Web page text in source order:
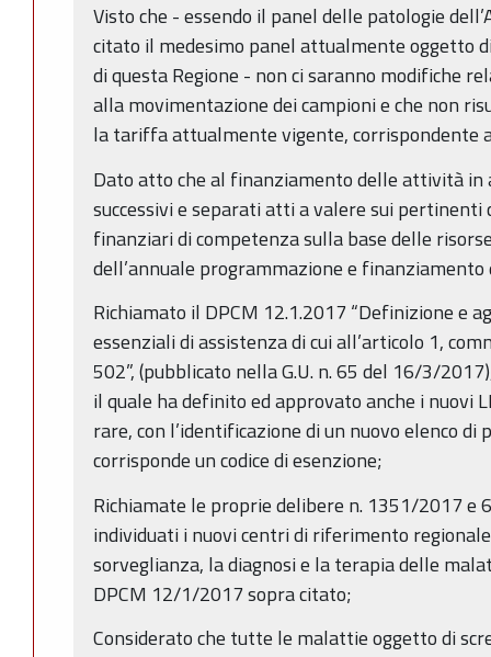
Visto che - essendo il panel delle patologie
citato il medesimo panel attualmente oggetto
di questa Regione - non ci saranno modifiche
alla movimentazione dei campioni e che non
la tariffa attualmente vigente, corrispondente
Dato atto che al finanziamento delle attività in
successivi e separati atti a valere sui
finanziari di competenza sulla base delle
dell’annuale programmazione e
Richiamato il DPCM 12.1.2017 “Definizione e
essenziali di assistenza di cui all’articolo 1,
502”, (pubblicato nella G.U. n. 65 del 16/3/
il quale ha definito ed approvato anche i nuovi
rare, con l’identificazione di un nuovo elenco
corrisponde un codice di esenzione;
Richiamate le proprie delibere n. 1351/2017 e
individuati i nuovi centri di riferimento
sorveglianza, la diagnosi e la terapia delle
DPCM 12/1/2017 sopra citato;
Considerato che tutte le malattie oggetto di